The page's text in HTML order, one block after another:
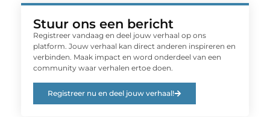
Stuur ons een bericht
Registreer vandaag en deel jouw verhaal op ons
platform. Jouw verhaal kan direct anderen inspireren en
verbinden. Maak impact en word onderdeel van een
community waar verhalen ertoe doen.
Registreer nu en deel jouw verhaal!